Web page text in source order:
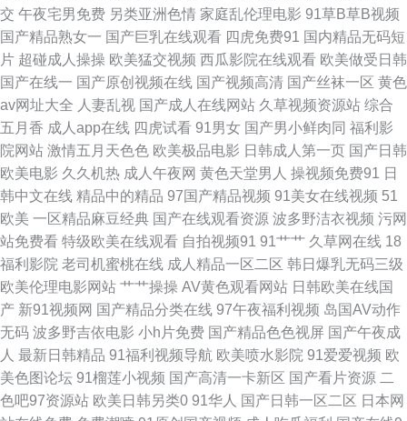
丝足 国产精品色约约约约约 91w成人网站入口 国产精品香蕉国产 日韩人妻
无码98福利 97资源人妻网 免费观看日韩A片无码 91传媒免费 超碰福利导航
久久国产精品妞妞影院 91熟女 成人免费私人影院av 三级片亚洲无码影院 俺
去也网 欧美性爱原创第一页 91精品国产高清久久 九九热色色 91九色探花 国
内操B视频 手机福利视频导航0 91站色 久久免费 91黄页网站 久久精品久久
香蕉 香蕉视频黄污在线观看 玖玖偷拍网 91熟女喷水 国产一区二区三区成人
第一福利丝瓜导航 92AV免费 日本黄页 欧美视频在线直播 欧美1级黄色片 久
热最新网址 国产网站久久 美女黄久久 美女黑丝视频网站 蜜桃视频网在线观
看 国产ts在线 色涩叉蜜桃 欧美成人专区久久 欧美亚洲在线 女同网站在线免
交 午夜宅男免费 另类亚洲色情 家庭乱伦理电影 91草B草B视频
国产精品熟女一 国产巨乳在线观看 四虎免费91 国内精品无码短
片 超碰成人操操 欧美猛交视频 西瓜影院在线观看 欧美做受日韩
国产在线一 国产原创视频在线 国产视频高清 国产丝袜一区 黄色
av网址大全 人妻乱视 国产成人在线网站 久草视频资源站 综合
五月香 成人app在线 四虎试看 91男女 国产男小鲜肉同 福利影
院网站 激情五月天色色 欧美极品电影 日韩成人第一页 国产日韩
欧美电影 久久机热 成人午夜网 黄色天堂男人 操视频免费91 日
韩中文在线 精品中的精品 97国产精品视频 91美女在线视频 51
欧美 一区精品麻豆经典 国产在线观看资源 波多野洁衣视频 污网
站免费看 特级欧美在线观看 自拍视频91 91艹艹 久草网在线 18
福利影院 老司机蜜桃在线 成人精品一区二区 韩日爆乳无码三级
欧美伦理电影网站 艹艹操操 AV黄色观看网站 日韩欧美在线国
产 新91视频网 国产精品分类在线 97午夜福利视频 岛国AV动作
无码 波多野吉依电影 小h片免费 国产精品色色视屏 国产午夜成
人 最新日韩精品 91福利视频导航 欧美喷水影院 91爱爱视频 欧
美色图论坛 91榴莲小视频 国产高清一卡新区 国产看片资源 二
色吧97资源站 欧美日韩另类0 91华人 国产日韩一区二区 日本网